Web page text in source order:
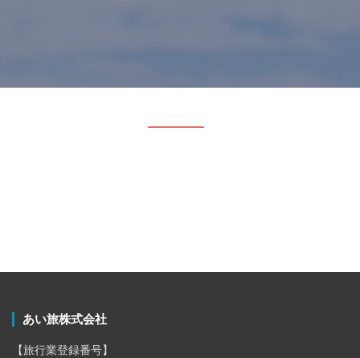
あい旅株式会社
【旅行業登録番号】